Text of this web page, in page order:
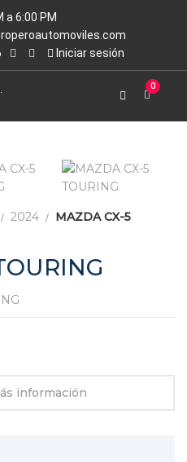
a 6:00 PM
Iniciar sesión
0
2024
MAZDA CX-5
información